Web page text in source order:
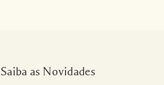
Saiba as Novidades